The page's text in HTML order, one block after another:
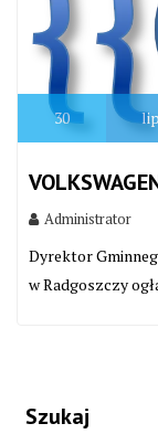
30 lip
Administrator
Dyrektor
w Radgoszczy
Szukaj